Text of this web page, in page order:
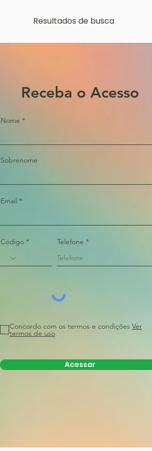
Resultados de busca
Receba o Acesso
Nome
Sobrenome
Email
Código Telefone
Concordo com os termos e condições Ver
termos de uso
Acessar